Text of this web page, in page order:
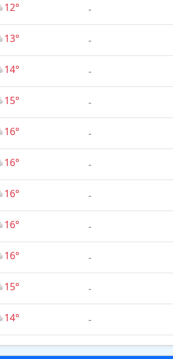
12° -
13° -
14° -
15° -
16° -
16° -
16° -
16° -
16° -
15° -
14° -